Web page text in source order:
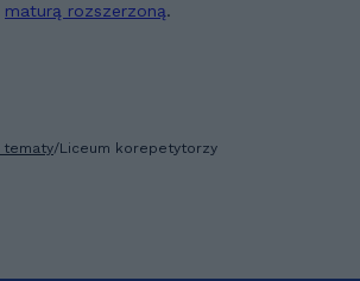
maturą rozszerzoną.
tematy/Liceum korepetytorzy